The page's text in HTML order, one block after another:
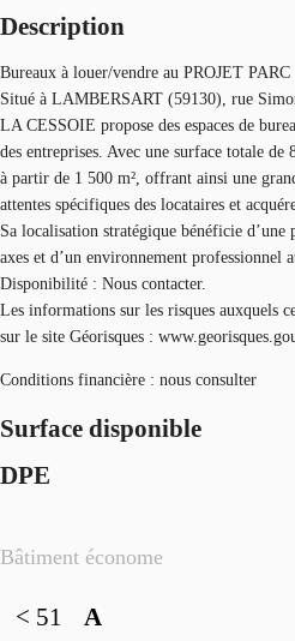
Description
Bureaux à louer/vendre au PROJET
Situé à LAMBERSART (59130), rue
LA CESSOIE propose des espaces de
des entreprises. Avec une surface totale
à partir de 1 500 m², offrant ainsi une
attentes spécifiques des locataires et
Sa localisation stratégique bénéficie
axes et d’un environnement professionnel
Disponibilité : Nous contacter.
Les informations sur les risques auxquels
sur le site Géorisques :
Conditions financière : nous consulter
Surface disponible
DPE
Bâtiment économe
A
< 51